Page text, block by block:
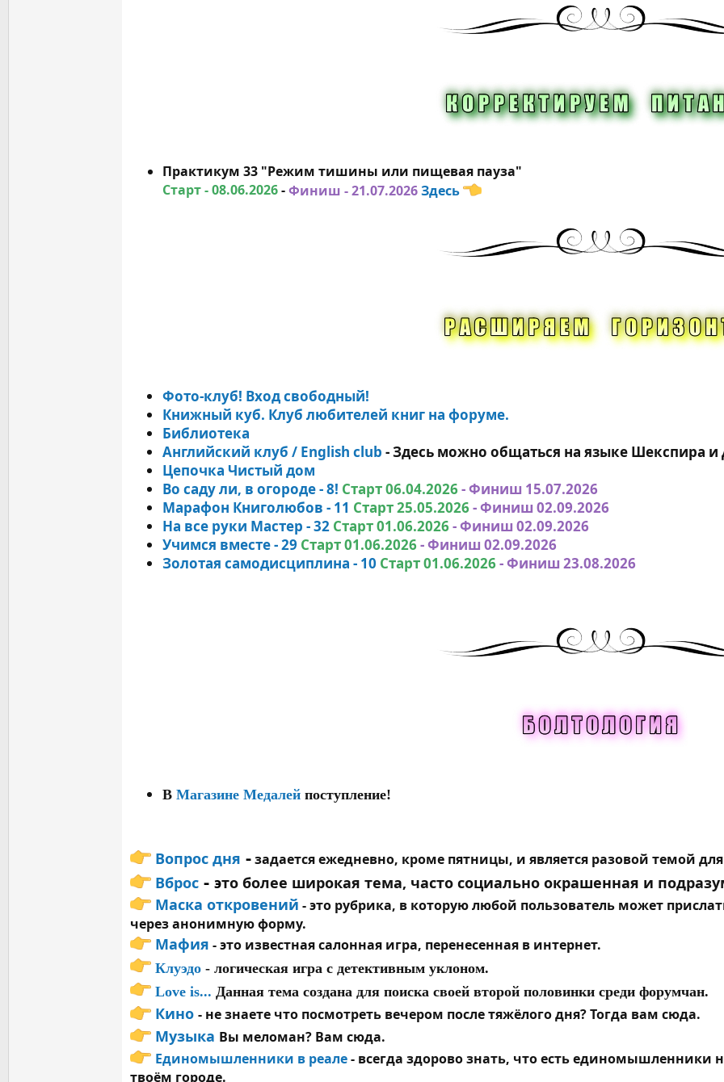
Практикум 33 "Режим тишины или пищевая пауза"
Старт - 08.06.2026-Финиш - 21.07.2026Здесь
Фото-клуб! Вход свободный!
Книжный куб. Клуб любителей книг на форуме.
Библиотека
Английский клуб / English club -Здесь можно общаться на языке Шекспира
Цепочка Чистый дом
Во саду ли, в огороде - 8! Старт 06.04.2026 - Финиш 15.07.2026
Марафон Книголюбов - 11 Старт 25.05.2026 - Финиш 02.09.2026
На все руки Мастер - 32 Старт 01.06.2026 - Финиш 02.09.2026
Учимся вместе - 29 Старт 01.06.2026 - Финиш 02.09.2026
Золотая самодисциплина - 10 Старт 01.06.2026 - Финиш 23.08.2026
В Магазине Медалей поступление!
Вопрос дня -задается ежедневно, кроме пятницы, и является разовой темой
Вброс -это более широкая тема, часто социально окрашенная и
Маска откровений - это рубрика, в которую любой пользователь может
через анонимную форму.
Мафия - это известная салонная игра, перенесенная в интернет.
Клуэдо-логическая игра с детективным уклоном.
Love is... Данная тема создана для поиска своей второй половинки среди форумчан.
Кино - не знаете что посмотреть вечером после тяжёлого дня? Тогда вам сюда.
Музыка Вы меломан? Вам сюда.
Единомышленники в реале- всегда здорово знать, что есть единомышленники
твоём городе.